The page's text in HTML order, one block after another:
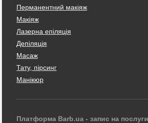
Перманентний макіяж
Макіяж
Лазерна епіляція
Депіляція
Масаж
Тату, пірсинг
Манікюр
Платформа Barb.ua - запис на